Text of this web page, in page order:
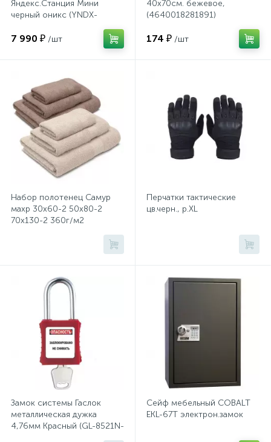
Яндекс.Станция Мини
черный оникс (YNDX-
7 990 ₽ /шт
40х70см. бежевое,
(4640018281891)
174 ₽ /шт
Набор полотенец Самур
махр 30х60-2 50х80-2
70х130-2 360г/м2
Перчатки тактические
цв.черн., р.XL
Замок системы Гаслок
металлическая дужка
4,76мм Красный (GL-8521N-
Сейф мебельный СOBALT
EKL-67Т электрон.замок
Столы обеденные
Стулья и табуреты
Тележки специализированные
Урны
Фурнитура и комплектующие
Фурнитура к дверям
Цветочницы
Шкафы